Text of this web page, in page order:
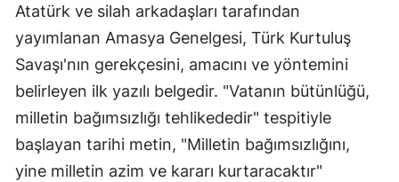
Atatürk ve silah arkadaşları tarafından
yayımlanan Amasya Genelgesi, Türk Kurtuluş
Savaşı'nın gerekçesini, amacını ve yöntemini
belirleyen ilk yazılı belgedir. "Vatanın bütünlüğü,
milletin bağımsızlığı tehlikededir" tespitiyle
başlayan tarihi metin, "Milletin bağımsızlığını,
yine milletin azim ve kararı kurtaracaktır"